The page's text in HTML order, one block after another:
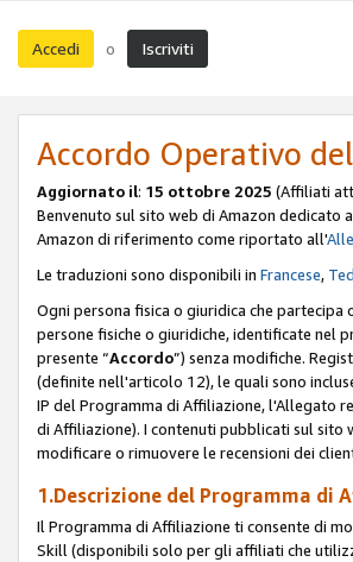
Accedi o Iscriviti
Accordo Operativo
Aggiornato il: 15 ottobre 2025 (Affiliati
Benvenuto sul sito web di Amazon dedicato
Amazon di riferimento come riportato all'
Le traduzioni sono disponibili in Francese,
Ogni persona fisica o giuridica che
persone fisiche o giuridiche, identificate nel
presente “Accordo”) senza modifiche.
(definite nell'articolo 12), le quali sono
IP del Programma di Affiliazione, l'Allegato
di Affiliazione). I contenuti pubblicati sul sito
modificare o rimuovere le recensioni dei
1.Descrizione del Programma di
Il Programma di Affiliazione ti consente di
Skill (disponibili solo per gli affiliati che